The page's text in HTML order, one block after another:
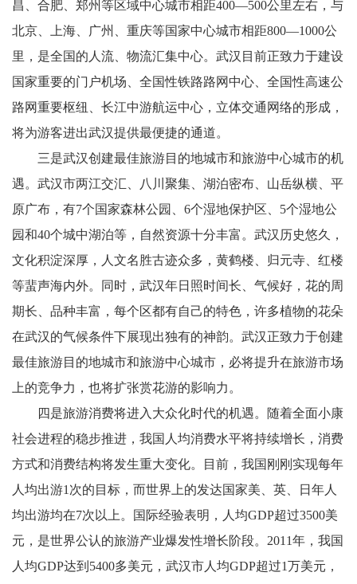
昌、合肥、郑州等区域中心城市相距400—500公里左右，与
北京、上海、广州、重庆等国家中心城市相距800—1000公
里，是全国的人流、物流汇集中心。武汉目前正致力于建设
国家重要的门户机场、全国性铁路路网中心、全国性高速公
路网重要枢纽、长江中游航运中心，立体交通网络的形成，
将为游客进出武汉提供最便捷的通道。
三是武汉创建最佳旅游目的地城市和旅游中心城市的机
遇。武汉市两江交汇、八川聚集、湖泊密布、山岳纵横、平
原广布，有7个国家森林公园、6个湿地保护区、5个湿地公
园和40个城中湖泊等，自然资源十分丰富。武汉历史悠久，
文化积淀深厚，人文名胜古迹众多，黄鹤楼、归元寺、红楼
等蜚声海内外。同时，武汉年日照时间长、气候好，花的周
期长、品种丰富，每个区都有自己的特色，许多植物的花朵
在武汉的气候条件下展现出独有的神韵。武汉正致力于创建
最佳旅游目的地城市和旅游中心城市，必将提升在旅游市场
上的竞争力，也将扩张赏花游的影响力。
四是旅游消费将进入大众化时代的机遇。随着全面小康
社会进程的稳步推进，我国人均消费水平将持续增长，消费
方式和消费结构将发生重大变化。目前，我国刚刚实现每年
人均出游1次的目标，而世界上的发达国家美、英、日年人
均出游均在7次以上。国际经验表明，人均GDP超过3500美
元，是世界公认的旅游产业爆发性增长阶段。2011年，我国
人均GDP达到5400多美元，武汉市人均GDP超过1万美元，